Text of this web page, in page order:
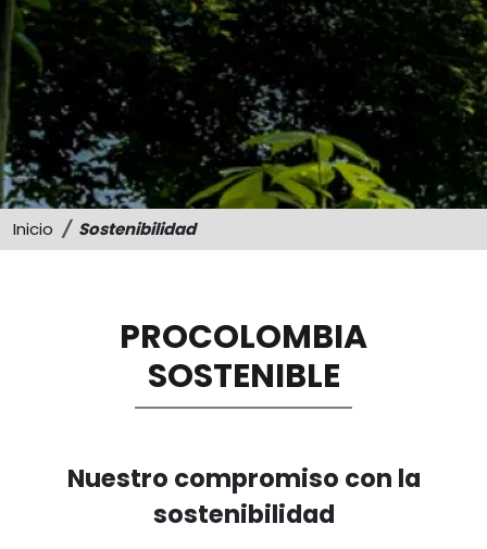
Sostenibilidad
Memorias
Inicio Sostenibilidad
PROCOLOMBIA
SOSTENIBLE
Nuestro compromiso con la
sostenibilidad